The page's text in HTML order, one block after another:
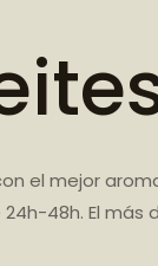
el mejor
48h. El